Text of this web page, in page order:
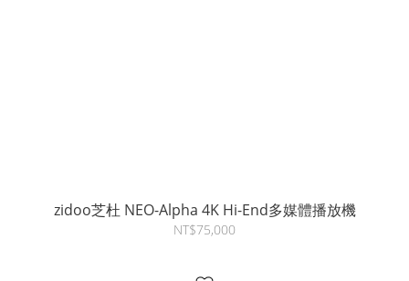
zidoo芝杜 NEO-Alpha 4K Hi-End多媒體播放機
NT$75,000